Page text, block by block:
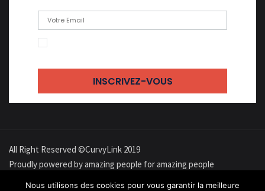
All Right Reserved ©CurvyLink 2019
Proudly powered by amazing people for amazing people
À propos
Confidentialité Cookies Contact Newsletter
Nous utilisons des cookies pour vous garantir la meilleure